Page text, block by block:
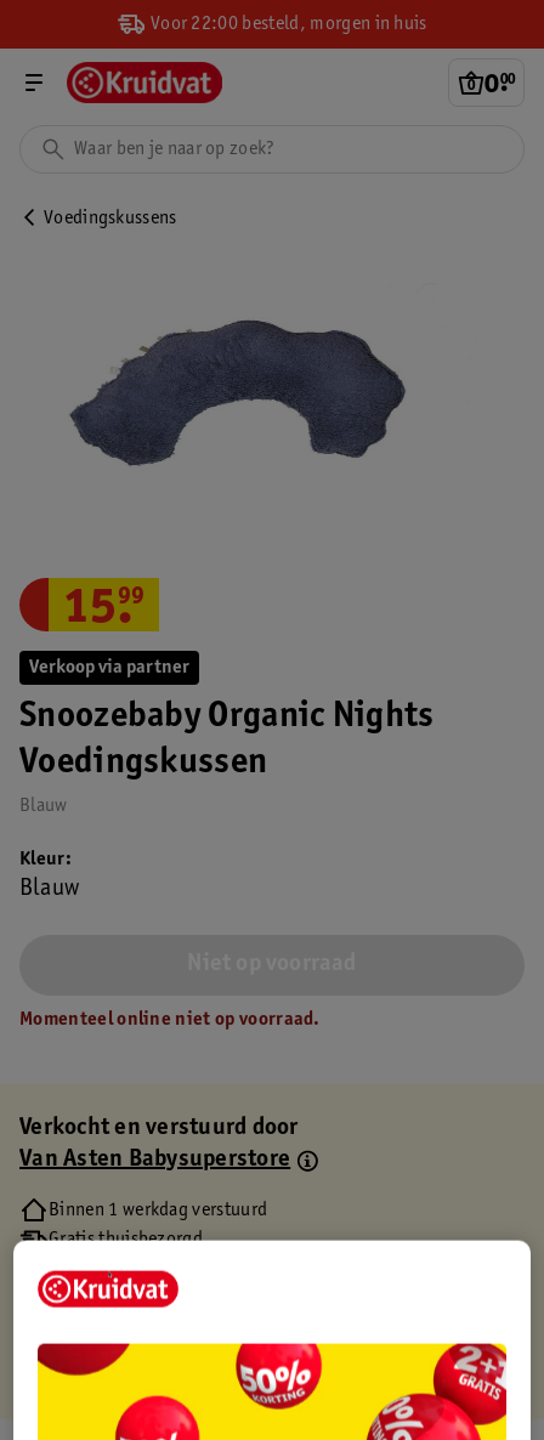
Voor 22:00 besteld, morgen in huis
0.
00
Voedingskussens
Verkoop via partner
Snoozebaby Organic Nights
Voedingskussen
Blauw
15.
99
Kleur
Blauw
Momenteel online niet op voorraad.
Verkocht en verstuurd door
Van Asten Babysuperstore
Binnen 1 werkdag verstuurd
Gratis thuisbezorgd
Gratis retourneren via verkooppartner.
Gratis punten met je Kruidvat kaart